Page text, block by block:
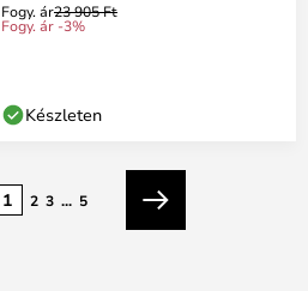
Fogy. ár23 905 Ft
Fogy. ár -3%
Készleten
1 2 3 ... 5
Következő